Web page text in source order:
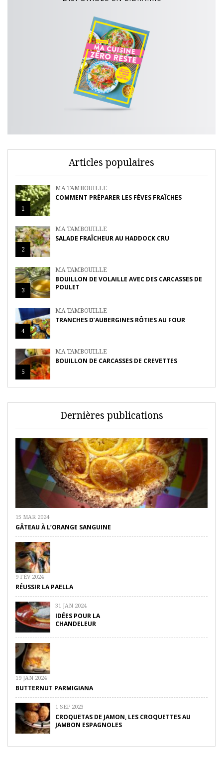
Articles populaires
1
MA TAMBOUILLE
COMMENT PRÉPARER LES FÈVES FRAÎCHES
2
MA TAMBOUILLE
SALADE FRAÎCHEUR AU HADDOCK CRU
3
MA TAMBOUILLE
BOUILLON DE VOLAILLE AVEC DES CARCASSES DE
POULET
4
MA TAMBOUILLE
TRANCHES D’AUBERGINES RÔTIES AU FOUR
5
MA TAMBOUILLE
BOUILLON DE CARCASSES DE CREVETTES
Dernières publications
15 MAR 2024
GÂTEAU À L’ORANGE SANGUINE
9 FÉV 2024
RÉUSSIR LA PAELLA
31 JAN 2024
IDÉES POUR LA
CHANDELEUR
19 JAN 2024
BUTTERNUT PARMIGIANA
1 SEP 2023
CROQUETAS DE JAMON, LES CROQUETTES AU
JAMBON ESPAGNOLES